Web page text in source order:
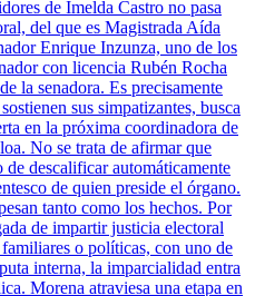
de Imelda Castro no pasa
del que es Magistrada Aída
Enrique Inzunza, uno de los
con licencia Rubén Rocha
la senadora. Es precisamente
sus simpatizantes, busca
en la próxima coordinadora de
No se trata de afirmar que
descalificar automáticamente
de quien preside el órgano.
tanto como los hechos. Por
de impartir justicia electoral
o políticas, con uno de
interna, la imparcialidad entra
Morena atraviesa una etapa en